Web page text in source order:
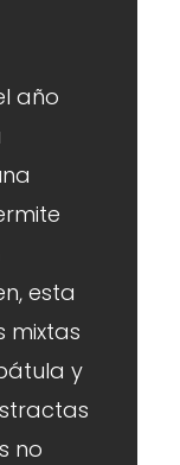
año
esta
mixtas
y
no